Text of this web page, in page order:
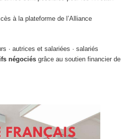
à la plateforme de l’Alliance
· autrices et salariées · salariés
négociés grâce au soutien financier de